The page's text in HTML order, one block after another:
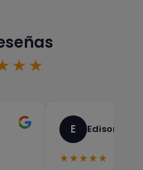
E Edison
★★★★★